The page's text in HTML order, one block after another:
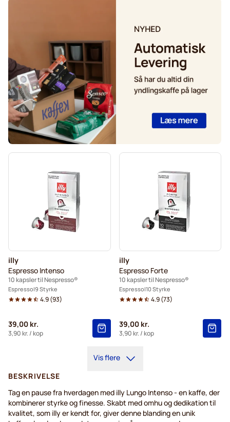
Tonino Lamborghini kaffekapsler til Nespresso®
illy
Espresso Intenso
10 kapsler til Nespresso®
Espresso 9 Styrke
4.9(93)
39,00 kr.
3,90 kr./ kop
illy
Espresso Forte
10 kapsler til Nespresso®
Espresso 10 Styrke
4.9(73)
39,00 kr.
3,90 kr./ kop
Vis flere
BESKRIVELSE
Tag en pause fra hverdagen med illy Lungo Intenso - en kaffe, der
kombinerer styrke og finesse. Skabt med omhu og dedikation til
kvalitet, som illy er kendt for, giver denne blanding en unik